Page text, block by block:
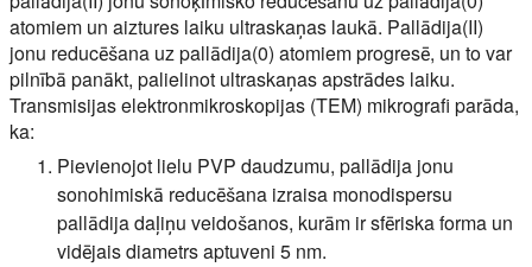
atomiem un aiztures laiku ultraskaņas laukā. Pallādija(II)
jonu reducēšana uz pallādija(0) atomiem progresē, un to var
pilnībā panākt, palielinot ultraskaņas apstrādes laiku.
Transmisijas elektronmikroskopijas (TEM) mikrografi parāda,
ka:
Pievienojot lielu PVP daudzumu, pallādija jonu
sonohimiskā reducēšana izraisa monodispersu
pallādija daļiņu veidošanos, kurām ir sfēriska forma un
vidējais diametrs aptuveni 5 nm.